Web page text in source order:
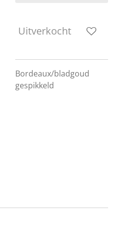
Uitverkocht
Bordeaux/bladgoud
gespikkeld